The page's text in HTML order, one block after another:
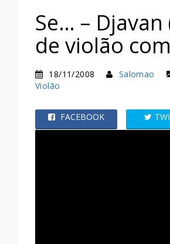
Se… – Djavan
de violão
18/11/2008 Salomao
Violão
FACEBOOK